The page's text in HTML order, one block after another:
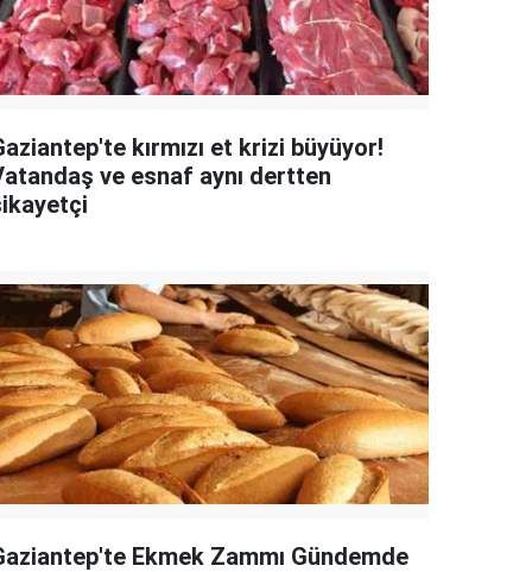
kırmızı et krizi büyüyor!
ve esnaf aynı dertten
Ekmek Zammı Gündemde